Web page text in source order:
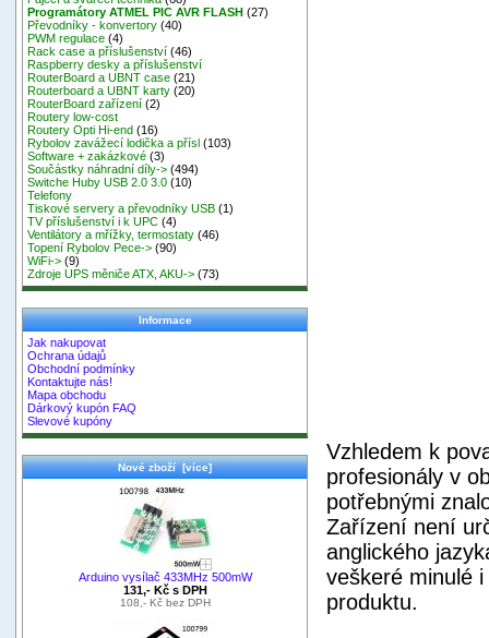
Programátory ATMEL PIC AVR FLASH (27)
Převodníky - konvertory (40)
PWM regulace (4)
Rack case a příslušenství (46)
Raspberry desky a příslušenství
RouterBoard a UBNT case (21)
Routerboard a UBNT karty (20)
RouterBoard zařízení (2)
Routery low-cost
Routery Opti Hi-end (16)
Rybolov zavážecí lodička a přísl (103)
Software + zakázkové (3)
Součástky náhradní díly-> (494)
Switche Huby USB 2.0 3.0 (10)
Telefony
Tiskové servery a převodníky USB (1)
TV příslušenství i k UPC (4)
Ventilátory a mřížky, termostaty (46)
Topení Rybolov Pece-> (90)
WiFi-> (9)
Zdroje UPS měniče ATX, AKU-> (73)
Informace
Jak nakupovat
Ochrana údajů
Obchodní podmínky
Kontaktujte nás!
Mapa obchodu
Dárkový kupón FAQ
Slevové kupóny
Nové zboží [více]
Arduino vysílač 433MHz 500mW
131,- Kč s DPH
108,- Kč bez DPH
Vzhledem k
profesionály v
potřebnými
Zařízení není
anglického
veškeré minulé
produktu.